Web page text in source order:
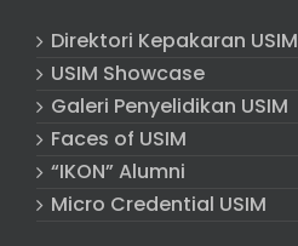
Direktori Kepakaran USIM
USIM Showcase
Galeri Penyelidikan USIM
Faces of USIM
“IKON” Alumni
Micro Credential USIM